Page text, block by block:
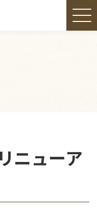
ニューア